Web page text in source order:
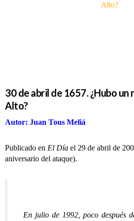
Alto?
30 de abril de 1657. ¿Hubo un
Alto?
Autor: Juan Tous Meliá
Publicado en El Día el 29 de abril de
aniversario del ataque).
En julio de 1992, poco después